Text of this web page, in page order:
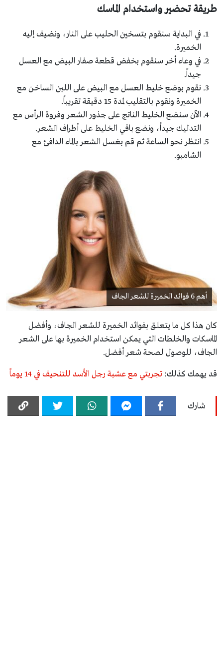
طريقة تحضير واستخدام الماسك
في البداية سنقوم بتسخين الحليب على النار، ونضيف إليه
الخميرة.
في وعاء أخر سنقوم بخفض قطعة صفار البيض مع العسل
جيداً.
نقوم بوضع خليط العسل مع البيض على اللبن الساخن مع
الخميرة ونقوم بالتقليب لمدة 15 دقيقة تقريباً.
الآن سنضع الخليط الناتج على جذور الشعر وفروة الرأس مع
التدليك جيداً، ونضع باقي الخليط على أطراف الشعر.
انتظر نحو الساعة ثم قم بغسل الشعر بالماء الدافئ مع
الشامبو.
أهم 6 فوائد الخميرة للشعر الجاف
كان هذا كل ما يتعلق بفوائد الخميرة للشعر الجاف، وأفضل
الماسكات والخلطات التي يمكن استخدام الخميرة بها على الشعر
الجاف، للوصول لصحة شعر أفضل.
قد يهمك كذلك: تجربتي مع عشبة رجل الأسد للتنحيف في 14 يوماً
شارك